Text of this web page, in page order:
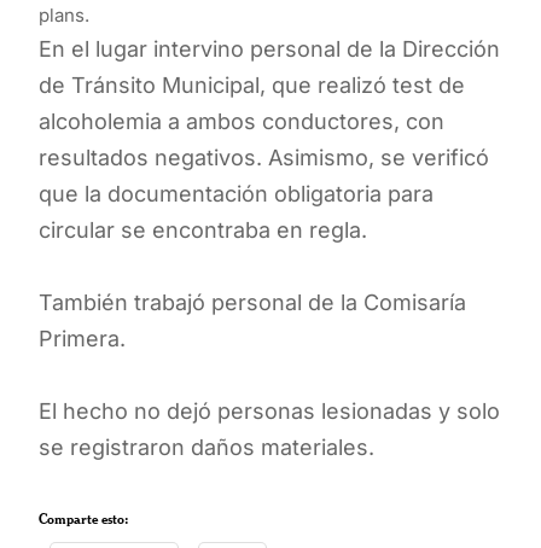
plans.
En el lugar intervino personal de la Dirección
de Tránsito Municipal, que realizó test de
alcoholemia a ambos conductores, con
resultados negativos. Asimismo, se verificó
que la documentación obligatoria para
circular se encontraba en regla.
También trabajó personal de la Comisaría
Primera.
El hecho no dejó personas lesionadas y solo
se registraron daños materiales.
Comparte esto: